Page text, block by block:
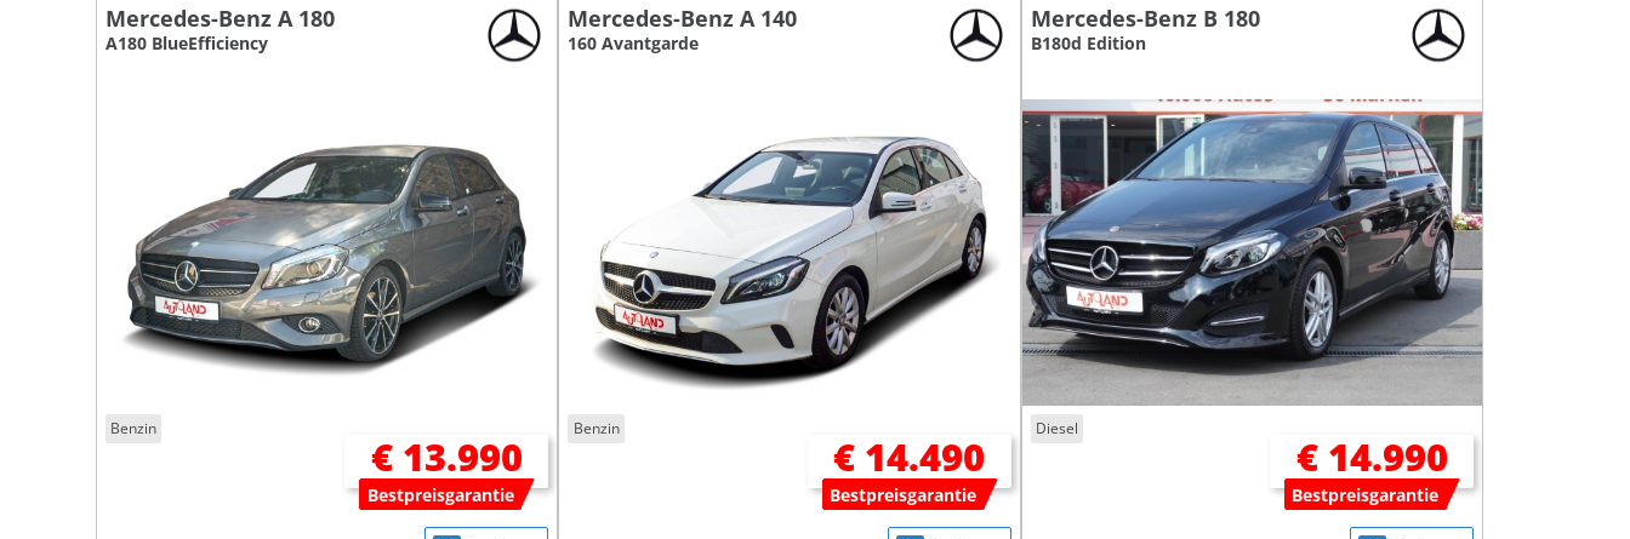
Mercedes-Benz A 180
A180 BlueEfficiency
Benzin
€ 13.990
Bestpreisgarantie
Mercedes-Benz A 140
160 Avantgarde
Benzin
€ 14.490
Bestpreisgarantie
Mercedes-Benz B 180
B180d Edition
Diesel
€ 14.990
Bestpreisgarantie